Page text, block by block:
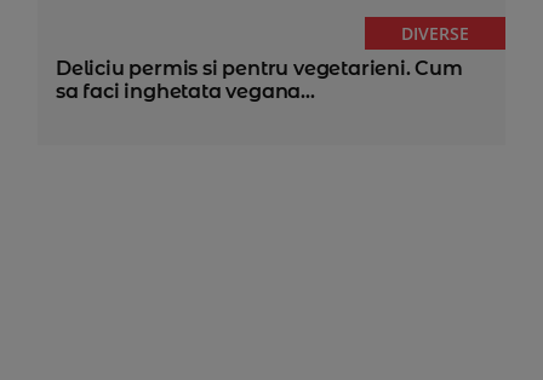
DIVERSE
Deliciu permis si pentru vegetarieni. Cum
sa faci inghetata vegana...